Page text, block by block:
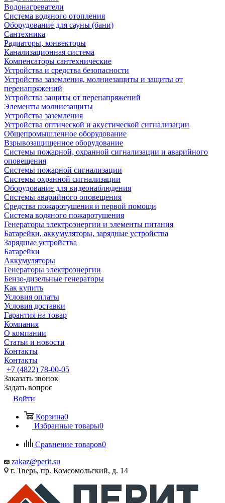
Водонагреватели
Система водяного отопления
Оборудование для сауны (бани)
Сантехника
Радиаторы, конвекторы
Канализационная система
Компенсаторы сантехнические
Устройства и средства безопасности
Устройства заземления, молниезащиты и защиты от
перенапряжений
Устройства защиты от перенапряжений
Элементы молниезащиты
Устройства заземления
Устройства оптической и акустической сигнализации
Общепромышленное оборудование
Взрывозащищенное оборудование
Системы пожарной, охранной сигнализации и аварийного
оповещения
Системы пожарной сигнализации
Системы охранной сигнализации
Оборудование для видеонаблюдения
Системы аварийного оповещения
Средства пожаротушения и первой помощи
Система водяного пожаротушения
Генераторы электроэнергии и элементы питания
Батарейки, аккумуляторы, зарядные устройства
Зарядные устройства
Батарейки
Аккумуляторы
Генераторы электроэнергии
Бензо-дизельные генераторы
Как купить
Условия оплаты
Условия доставки
Гарантия на товар
Компания
О компании
Статьи и новости
Контакты
Контакты
+7 (4822) 78-00-05
Заказать звонок
Задать вопрос
Войти
Корзина0
Избранные товары0
Сравнение товаров0
zakaz@perit.su
г. Тверь, пр. Комсомольский, д. 14